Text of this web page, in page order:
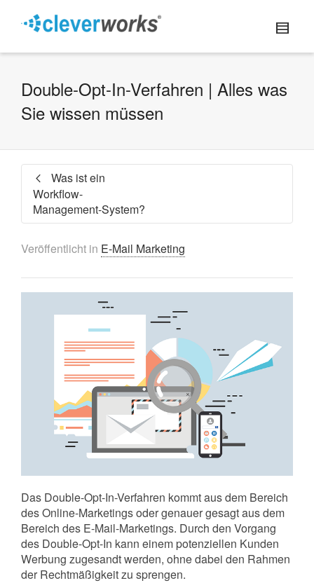
Double-Opt-In-Verfahren | Alles was
Sie wissen müssen
Was ist ein
Workflow-
Management-System?
Veröffentlicht in E-Mail Marketing
Das Double-Opt-In-Verfahren kommt aus dem Bereich
des Online-Marketings oder genauer gesagt aus dem
Bereich des E-Mail-Marketings. Durch den Vorgang
des Double-Opt-In kann einem potenziellen Kunden
Werbung zugesandt werden, ohne dabei den Rahmen
der Rechtmäßigkeit zu sprengen.